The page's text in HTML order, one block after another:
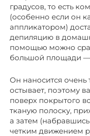
градусов, то есть
(особенно если он
аппликатором)
депиляцию в
помощью можно
большой площади —
Он наносится очень
остывает, поэтому
поверх покрытого
тканую полоску,
а затем
четким движением